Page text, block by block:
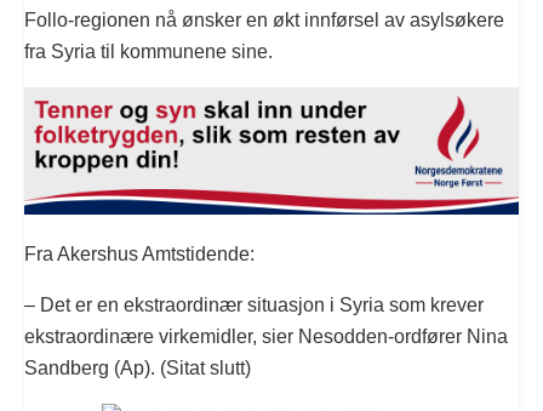
Follo-regionen nå ønsker en økt innførsel av asylsøkere
fra Syria til kommunene sine.
Fra Akershus Amtstidende:
– Det er en ekstraordinær situasjon i Syria som krever
ekstraordinære virkemidler, sier Nesodden-ordfører Nina
Sandberg (Ap). (Sitat slutt)